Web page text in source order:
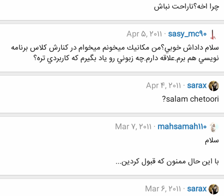
چرا اخه؟ناراحت نباش
sasy_mc90
Apr 5, 2011
سلام داداش خوبي؟من مكانيك ميخونم ميخوام در كنارش كلاس برنامه
نويسي هم برم.علاقه دارم.چه زبوني رو ياد بگيرم كه كاربردي تره؟
sarax
Apr 4, 2011
salam chetoori?
mahsamah110
Mar 7, 2011
سلام
با این حال ممنون که قبول کردین...
sarax
Mar 6, 2011